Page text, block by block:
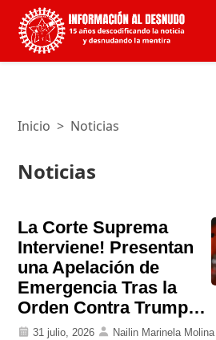
Inicio > Noticias
Noticias
La Corte Suprema
Interviene! Presentan
una Apelación de
Emergencia Tras la
Orden Contra Trump…
31 julio, 2026 Nailin Marinela Molina